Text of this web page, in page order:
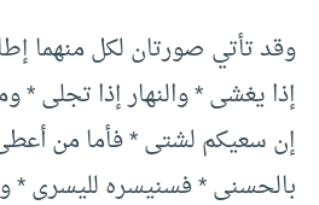
وقد تأتي صورتان لكل منهما
إذا يغشى * والنهار إذا تجلى *
إن سعيكم لشتى * فأما من
بالحسنى * فسنيسره لليسرى *